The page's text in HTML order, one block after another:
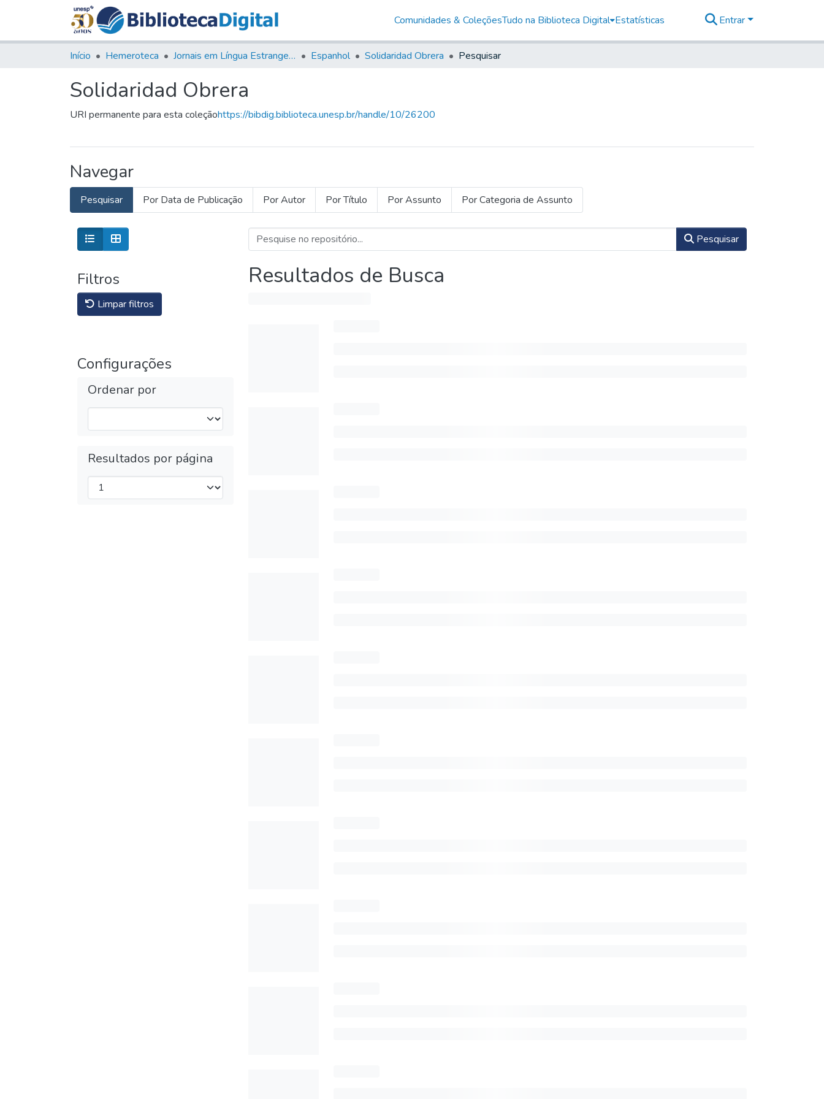
Comunidades & ColeçõesTudo na Biblioteca Digital Estatísticas Entrar
Início Hemeroteca Jornais em Língua Estrangeira Espanhol Solidaridad Obrera Pesquisar
Solidaridad Obrera
URI permanente para esta coleçãohttps://bibdig.biblioteca.unesp.br/handle/10/26200
Navegar
Pesquisar Por Data de Publicação Por Autor Por Título Por Assunto Por Categoria de Assunto
Filtros
Limpar filtros
Configurações
Ordenar por
Resultados por página
Pesquisar
Resultados de Busca